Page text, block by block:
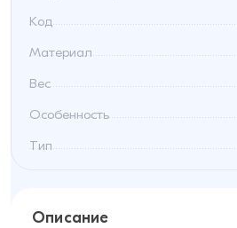
Код
Материал
Вес
Особенность
Тип
Описание